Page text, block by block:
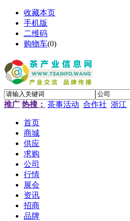
收藏本页
手机版
二维码
购物车(0)
推广 热搜： 茶事活动 合作社 浙江
首页
商城
供应
求购
公司
行情
展会
资讯
招商
品牌